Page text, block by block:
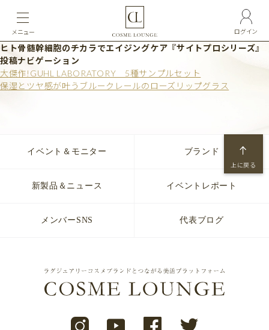
ログイン
メニュー
ヒト骨髄幹細胞のチカラでエイジングケア『サイトプロシリーズ』
投稿ナビゲーション
大傑作!GUHL LABORATORY 5種サンプルセット
保湿とツヤ感が叶うブルークレールのローズリップグラス
上に戻る
イベント＆モニター ブランド
新製品＆ニュース イベントレポート
メンバーSNS 代表ブログ